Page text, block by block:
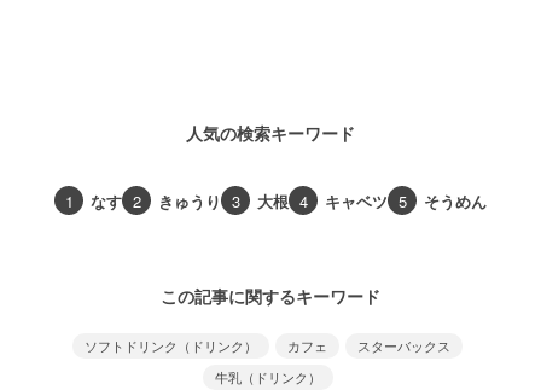
人気の検索キーワード
1 なす 2 きゅうり 3 大根 4 キャベツ 5 そうめん
この記事に関するキーワード
ソフトドリンク（ドリンク） カフェ
スターバックス
牛乳（ドリンク）